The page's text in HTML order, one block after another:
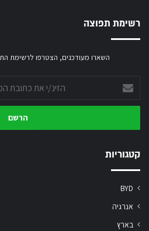
רשימת תפוצה
השארו מעודכנים, הצטרפו לרשימת
את
כתובת
שלך
קטגוריות
BYD
אנרגיה
בארץ